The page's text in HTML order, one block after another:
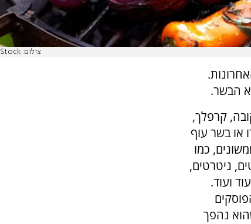
צילום: iStock
הבשר.
קרפלך,
או בשר עוף
כמו
ניטרטים,
ועוד.
נהפך